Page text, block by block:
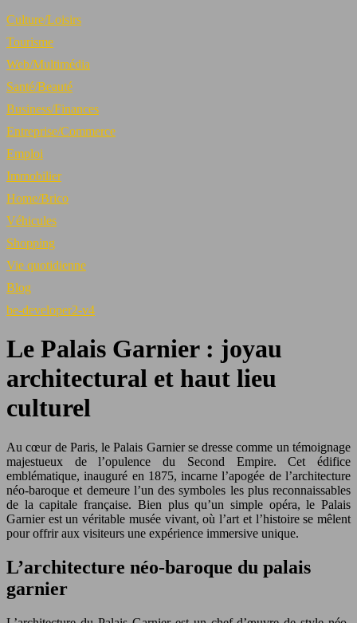
Culture/Loisirs
Tourisme
Web/Multimédia
Santé/Beauté
Business/Finances
Entreprise/Commerce
Emploi
Immobilier
Home/Brico
Véhicules
Shopping
Vie quotidienne
Blog
be-developer2-v4
Le Palais Garnier : joyau
architectural et haut lieu
culturel
Au cœur de Paris, le Palais Garnier se dresse comme un témoignage
majestueux de l’opulence du Second Empire. Cet édifice
emblématique, inauguré en 1875, incarne l’apogée de l’architecture
néo-baroque et demeure l’un des symboles les plus reconnaissables
de la capitale française. Bien plus qu’un simple opéra, le Palais
Garnier est un véritable musée vivant, où l’art et l’histoire se mêlent
pour offrir aux visiteurs une expérience immersive unique.
L’architecture néo-baroque du palais
garnier